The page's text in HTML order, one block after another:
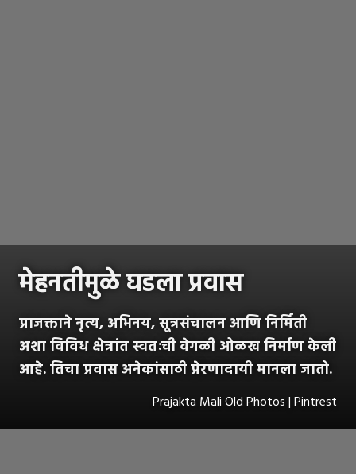
मेहनतीमुळे घडला प्रवास
प्राजक्ताने नृत्य, अभिनय, सूत्रसंचालन आणि निर्मिती
अशा विविध क्षेत्रांत स्वतःची वेगळी ओळख निर्माण केली
आहे. तिचा प्रवास अनेकांसाठी प्रेरणादायी मानला जातो.
Prajakta Mali Old Photos | Pintrest